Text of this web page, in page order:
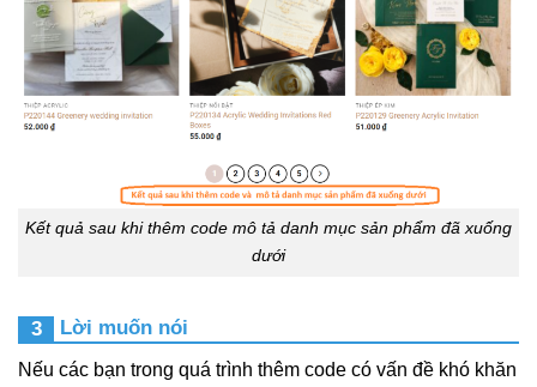
Kết quả sau khi thêm code mô tả danh mục sản phẩm đã xuống
dưới
Lời muốn nói
Nếu các bạn trong quá trình thêm code có vấn đề khó khăn